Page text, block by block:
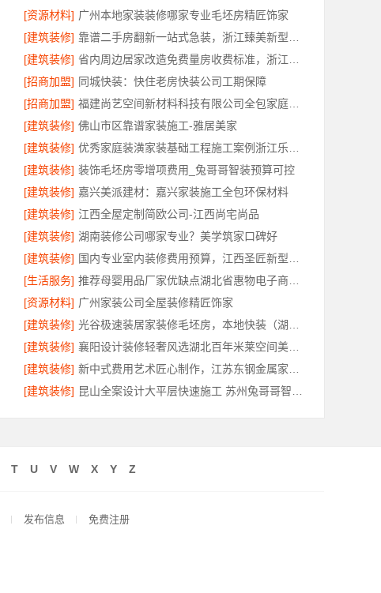
[资源材料] 广州本地家装装修哪家专业毛坯房精匠饰家
[建筑装修]
[建筑装修]
[招商加盟] 同城快装：快住老房快装公司工期保障
[招商加盟]
[建筑装修] 佛山市区靠谱家装施工-雅居美家
[建筑装修]
[建筑装修] 装饰毛坯房零增项费用_兔哥哥智装预算可控
[建筑装修] 嘉兴美派建材：嘉兴家装施工全包环保材料
[建筑装修] 江西全屋定制简欧公司-江西尚宅尚品
[建筑装修] 湖南装修公司哪家专业？美学筑家口碑好
[建筑装修]
[生活服务]
[资源材料] 广州家装公司全屋装修精匠饰家
[建筑装修]
[建筑装修]
[建筑装修]
[建筑装修]
T U V W X Y Z
发布信息 免费注册